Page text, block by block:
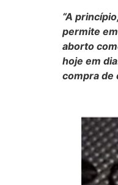
“A
permite
aborto
hoje em
compra de